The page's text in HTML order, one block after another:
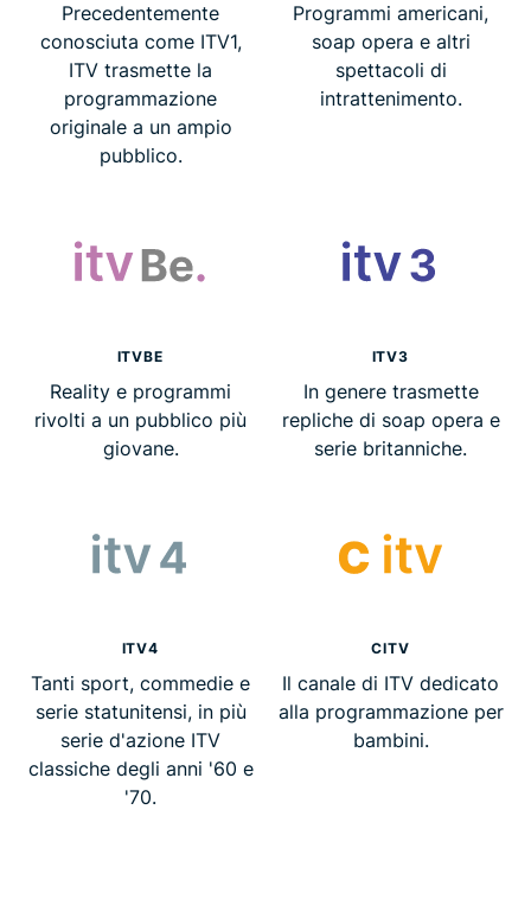
Precedentemente
conosciuta come ITV1,
ITV trasmette la
programmazione
originale a un ampio
pubblico.
Programmi americani,
soap opera e altri
spettacoli di
intrattenimento.
ITVBE
Reality e programmi
rivolti a un pubblico più
giovane.
ITV3
In genere trasmette
repliche di soap opera e
serie britanniche.
ITV4
Tanti sport, commedie e
serie statunitensi, in più
serie d'azione ITV
classiche degli anni '60 e
'70.
CITV
Il canale di ITV dedicato
alla programmazione per
bambini.